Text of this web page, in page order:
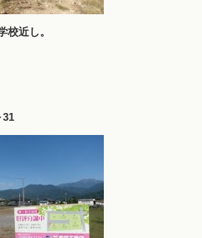
校近し。
31